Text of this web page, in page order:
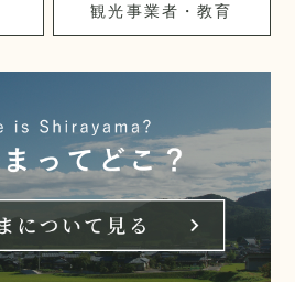
観光事業者・教育